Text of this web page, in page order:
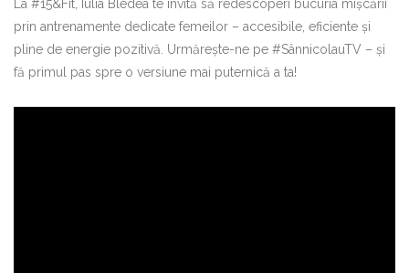
:
La #15&Fit, Iulia Bledea te invită să redescoperi bucuria mișcării
prin antrenamente dedicate femeilor – accesibile, eficiente și
pline de energie pozitivă. Urmărește-ne pe #SânnicolauTV – și
fă primul pas spre o versiune mai puternică a ta!